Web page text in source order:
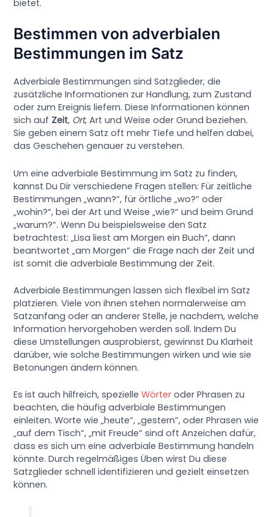
bietet.
Bestimmen von adverbialen
Bestimmungen im Satz
Adverbiale Bestimmungen sind Satzglieder, die
zusätzliche Informationen zur Handlung, zum Zustand
oder zum Ereignis liefern. Diese Informationen können
sich auf Zeit, Ort, Art und Weise oder Grund beziehen.
Sie geben einem Satz oft mehr Tiefe und helfen dabei,
das Geschehen genauer zu verstehen.
Um eine adverbiale Bestimmung im Satz zu finden,
kannst Du Dir verschiedene Fragen stellen: Für zeitliche
Bestimmungen „wann?“, für örtliche „wo?“ oder
„wohin?“, bei der Art und Weise „wie?“ und beim Grund
„warum?“. Wenn Du beispielsweise den Satz
betrachtest: „Lisa liest am Morgen ein Buch“, dann
beantwortet „am Morgen“ die Frage nach der Zeit und
ist somit die adverbiale Bestimmung der Zeit.
Adverbiale Bestimmungen lassen sich flexibel im Satz
platzieren. Viele von ihnen stehen normalerweise am
Satzanfang oder an anderer Stelle, je nachdem, welche
Information hervorgehoben werden soll. Indem Du
diese Umstellungen ausprobierst, gewinnst Du Klarheit
darüber, wie solche Bestimmungen wirken und wie sie
Betonungen ändern können.
Es ist auch hilfreich, spezielleWörter oder Phrasen zu
beachten, die häufig adverbiale Bestimmungen
einleiten. Worte wie „heute“, „gestern“, oder Phrasen wie
„auf dem Tisch“, „mit Freude“ sind oft Anzeichen dafür,
dass es sich um eine adverbiale Bestimmung handeln
könnte. Durch regelmäßiges Üben wirst Du diese
Satzglieder schnell identifizieren und gezielt einsetzen
können.